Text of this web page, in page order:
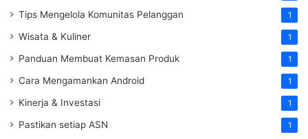
Tips Mengelola Komunitas Pelanggan 1
Wisata & Kuliner 1
Panduan Membuat Kemasan Produk 1
Cara Mengamankan Android 1
Kinerja & Investasi 1
Pastikan setiap ASN 1